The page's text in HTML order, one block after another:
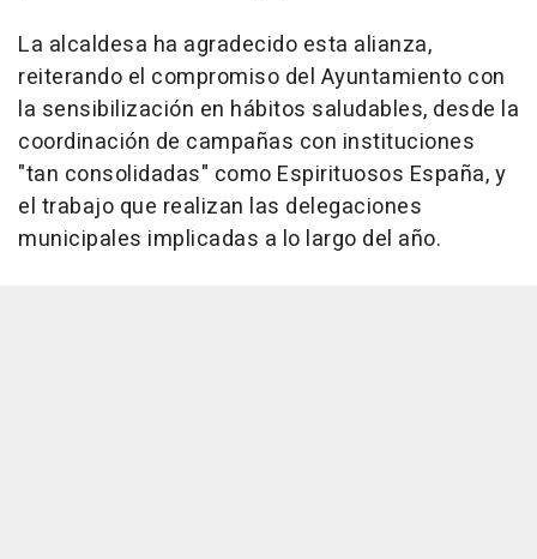
La alcaldesa ha agradecido esta alianza,
reiterando el compromiso del Ayuntamiento con
la sensibilización en hábitos saludables, desde la
coordinación de campañas con instituciones
"tan consolidadas" como Espirituosos España, y
el trabajo que realizan las delegaciones
municipales implicadas a lo largo del año.